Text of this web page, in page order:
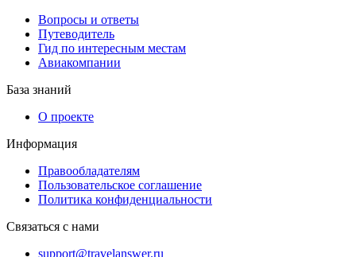
Вопросы и ответы
Путеводитель
Гид по интересным местам
Авиакомпании
База знаний
О проекте
Информация
Правообладателям
Пользовательское соглашение
Политика конфиденциальности
Связаться с нами
support@travelanswer.ru